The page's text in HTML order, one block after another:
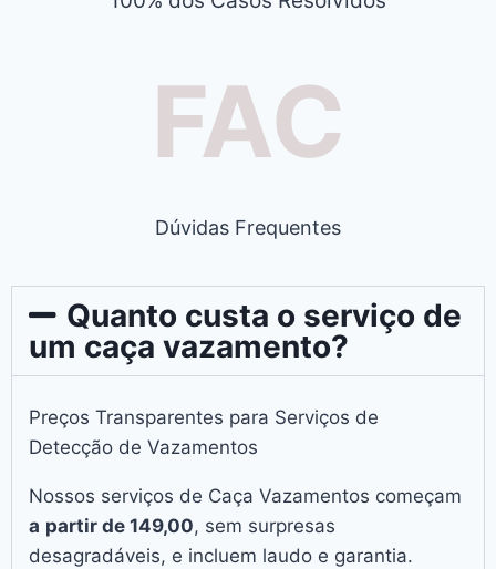
FAC
Dúvidas Frequentes
Quanto custa o serviço de
um caça vazamento?
Preços Transparentes para Serviços de
Detecção de Vazamentos
Nossos serviços de Caça Vazamentos começam
a partir de 149,00, sem surpresas
desagradáveis, e incluem laudo e garantia.